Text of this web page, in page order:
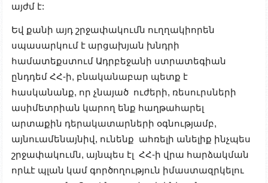
այժմ է:
Եվ քանի այդ շրջափակումն ուղղակիորեն
սպասարկում է արցախյան խնդրի
համատեքստում Ադրբեջանի ստրատեգիան
ընդդեմ ՀՀ-ի, բնականաբար պետք է
հասկանանք, որ չնայած ուժերի, ռեսուրսների
ասիմետրիան կարող ենք հաղթահարել
արտաքին դերակատարների օգնությամբ,
այնուամենայնիվ, ունենք ահռելի անելիք ինչպես
շրջափակումն, այնպես էլ ՀՀ-ի վրա հարձակման
որևէ պլան կամ գործողություն իմաստազրկելու